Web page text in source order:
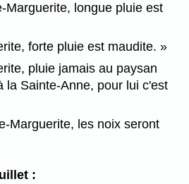
Marguerite, longue pluie est
forte pluie est maudite.
pluie jamais au paysan
la Sainte-Anne, pour lui c'est
Marguerite, les noix seront
: